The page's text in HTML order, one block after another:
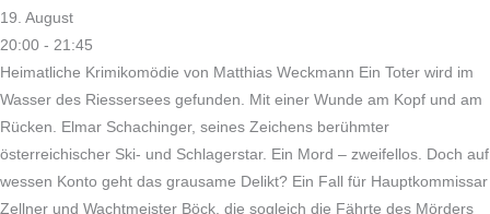
19. August
20:00 - 21:45
Heimatliche Krimikomödie von Matthias Weckmann Ein Toter wird im
Wasser des Riessersees gefunden. Mit einer Wunde am Kopf und am
Rücken. Elmar Schachinger, seines Zeichens berühmter
österreichischer Ski- und Schlagerstar. Ein Mord – zweifellos. Doch auf
wessen Konto geht das grausame Delikt? Ein Fall für Hauptkommissar
Zellner und Wachtmeister Böck, die sogleich die Fährte des Mörders